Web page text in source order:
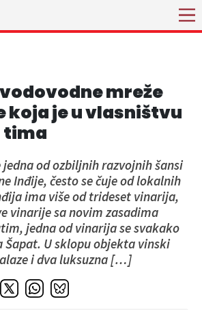
mreže
koja je u vlasništvu
tima
od ozbiljnih razvojnih šansi
Inđije, često se čuje od lokalnih
ima više od trideset vinarija,
vinarije sa novim zasadima
jedna od vinarija se svakako
Šapat. U sklopu objekta vinski
i dva luksuzna […]